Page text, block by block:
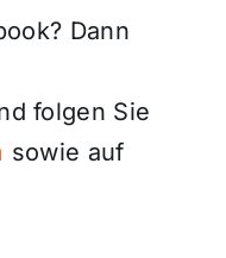
Dann
folgen Sie
sowie auf